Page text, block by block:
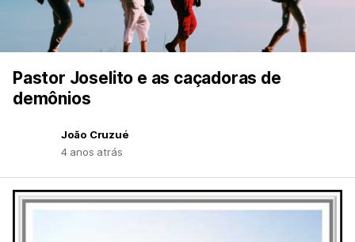
Pastor Joselito e as caçadoras de
demônios
João Cruzué
4 anos atrás